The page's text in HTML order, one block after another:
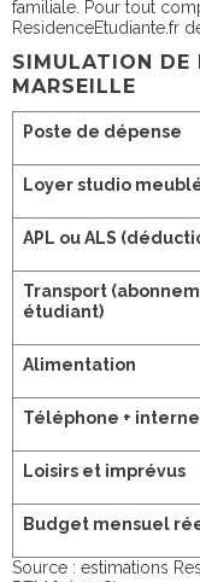
familiale. Pour tout
ResidenceEtudiante.fr
SIMULATION DE
MARSEILLE
Poste de dépense
Loyer studio
APL ou ALS
Transport
étudiant)
Alimentation
Téléphone +
Loisirs et imprévus
Budget mensuel
Source : estimations